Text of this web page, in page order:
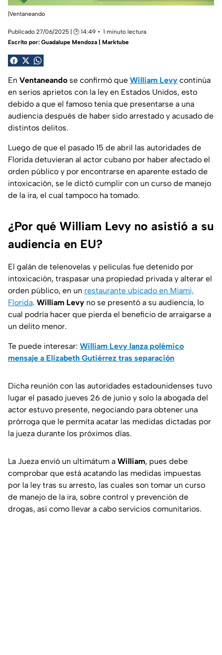
|Ventaneando
Publicado 27/06/2025 | 🕑 14:49
1 minuto lectura
Escrito por: Guadalupe Mendoza | Marktube
En Ventaneando se confirmó que William Levy continúa
en serios aprietos con la ley en Estados Unidos, esto
debido a que el famoso tenía que presentarse a una
audiencia después de haber sido arrestado y acusado de
distintos delitos.
Luego de que el pasado 15 de abril las autoridades de
Florida detuvieran al actor cubano por haber afectado el
orden público y por encontrarse en aparente estado de
intoxicación, se le dictó cumplir con un curso de manejo
de la ira, el cual tampoco ha tomado.
¿Por qué William Levy no asistió a su
audiencia en EU?
El galán de telenovelas y películas fue detenido por
intoxicación, traspasar una propiedad privada y alterar el
orden público, en un restaurante ubicado en Miami,
Florida. William Levy no se presentó a su audiencia, lo
cual podría hacer que pierda el beneficio de arraigarse a
un delito menor.
Te puede interesar: William Levy lanza polémico
mensaje a Elizabeth Gutiérrez tras separación
Dicha reunión con las autoridades estadounidenses tuvo
lugar el pasado jueves 26 de junio y solo la abogada del
actor estuvo presente, negociando para obtener una
prórroga que le permita acatar las medidas dictadas por
la jueza durante los próximos días.
La Jueza envió un ultimátum a William, pues debe
comprobar que está acatando las medidas impuestas
por la ley tras su arresto, las cuales son tomar un curso
de manejo de la ira, sobre control y prevención de
drogas, así como llevar a cabo servicios comunitarios.